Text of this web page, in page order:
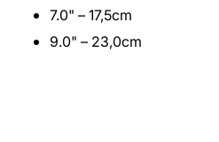
7.0" – 17,5cm
9.0" – 23,0cm